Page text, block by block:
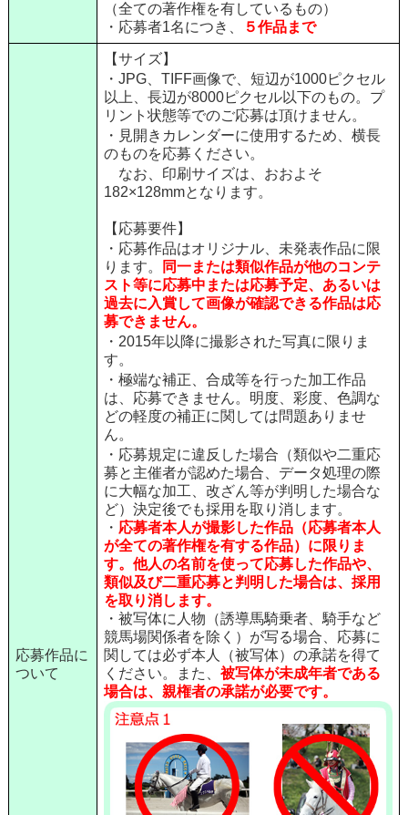
（全ての著作権を有しているもの）
・応募者1名につき、
５作品まで
応募作品に
ついて
【サイズ】
・JPG、TIFF画像で、短辺が1000ピクセル
以上、長辺が8000ピクセル以下のもの。プ
リント状態等でのご応募は頂けません。
・見開きカレンダーに使用するため、横長
のものを応募ください。
なお、印刷サイズは、おおよそ
182×128mmとなります。
【応募要件】
・応募作品はオリジナル、未発表作品に限
ります。
同一または類似作品が他のコンテ
スト等に応募中または応募予定、あるいは
過去に入賞して画像が確認できる作品は応
募できません。
・2015年以降に撮影された写真に限りま
す。
・極端な補正、合成等を行った加工作品
は、応募できません。明度、彩度、色調な
どの軽度の補正に関しては問題ありませ
ん。
・応募規定に違反した場合（類似や二重応
募と主催者が認めた場合、データ処理の際
に大幅な加工、改ざん等が判明した場合な
ど）決定後でも採用を取り消します。
・ 応募者本人が撮影した作品（応募者本人
が全ての著作権を有する作品）に限りま
す。 他人の名前を使って応募した作品や、
類似及び二重応募と判明した場合は、採用
を取り消します。
・被写体に人物（誘導馬騎乗者、騎手など
競馬場関係者を除く）が写る場合、応募に
関しては必ず本人（被写体）の承諾を得て
ください。また、 被写体が未成年者である
場合は、親権者の承諾が必要です。